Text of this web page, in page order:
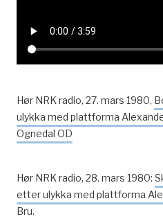
Hør NRK radio, 27. mars 1980,
ulykka med plattforma
Ognedal OD
Hør NRK radio, 28. mars 1980:
etter ulykka med plattforma
Bru.